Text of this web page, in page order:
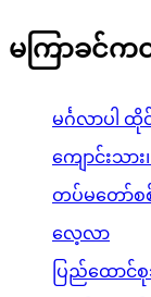
မကြာခင်က
မင်္ဂလာပါ ထို
ကျောင်းသား
တပ်မတော်စ
လေ့လာ
ပြည်ထောင်